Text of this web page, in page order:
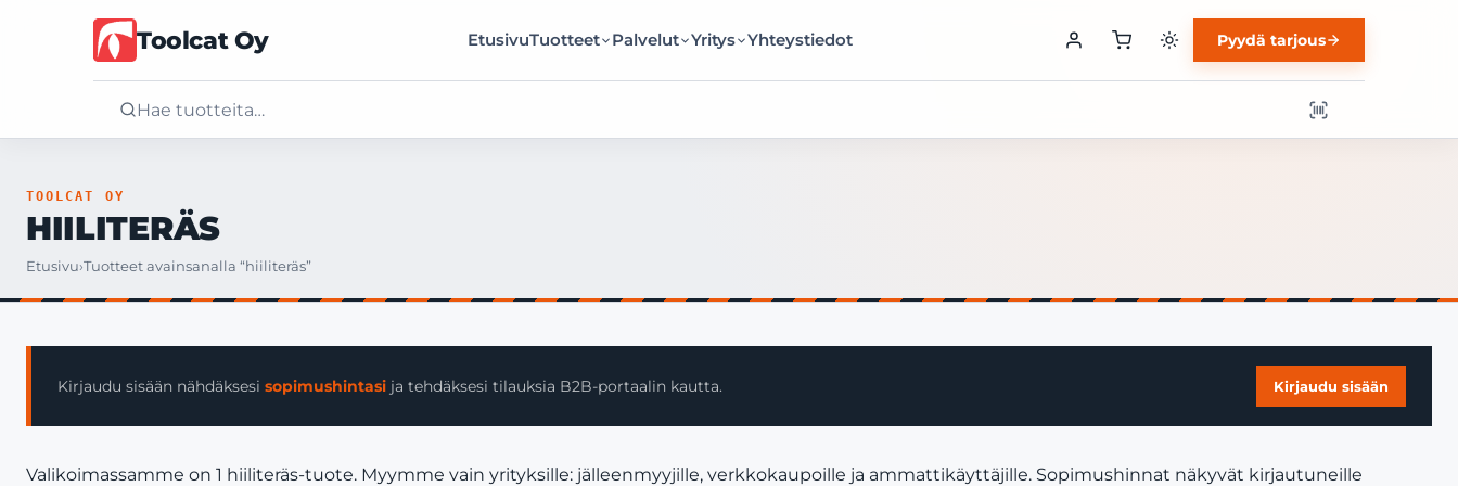
Toolcat Oy EtusivuTuotteet Palvelut Yritys Yhteystiedot Pyydä tarjous
Tuotteet
Yritys
TOOLCAT OY
HIILITERÄS
Etusivu›Tuotteet avainsanalla “hiiliteräs”
Kirjaudu sisään nähdäksesi sopimushintasi ja tehdäksesi tilauksia B2B-portaalin kautta. Kirjaudu sisään
Valikoimassamme on 1 hiiliteräs-tuote. Myymme vain yrityksille: jälleenmyyjille, verkkokaupoille ja ammattikäyttäjille. Sopimushinnat näkyvät kirjautuneille